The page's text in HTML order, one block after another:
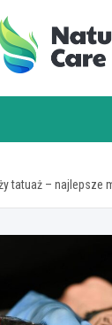
tatuaż – najlepsze